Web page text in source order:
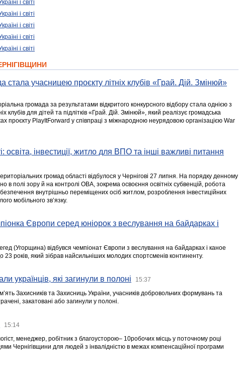
і світі
і світі
і світі
і світі
і світі
стала учасницею проєкту літніх клубів «Грай. Дій. Змінюй»
громада за результатами відкритого конкурсного відбору стала однією з
клубів для дітей та підлітків «Грай. Дій. Змінюй», який реалізує громадська
проєкту PlayItForward у співпраці з міжнародною неурядовою організацією War
освіта, інвестиції, житло для ВПО та інші важливі питання
громад області відбулося у Чернігові 27 липня. На порядку денному
в полі зору й на контролі ОВА, зокрема освоєння освітніх субвенцій, робота
внутрішньо переміщених осіб житлом, розроблення інвестиційних
мобільного зв’язку.
Європи серед юніорок з веслування на байдарках і
(Угорщина) відбувся чемпіонат Європи з веслування на байдарках і каное
23 років, який зібрав найсильніших молодих спортсменів континенту.
українців, які загинули в полоні 15:37
Захисників та Захисниць України, учасників добровольчих формувань та
закатовані або загинули у полоні.
15:14
менеджер, робітник з благоусторою– 10робочих місць у поточному році
Чернігівщини для людей з інвалідністю в межах компенсаційної програми